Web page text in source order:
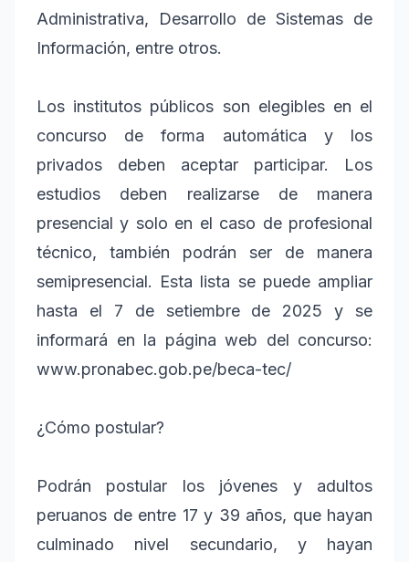
Administrativa, Desarrollo de Sistemas de
Información, entre otros.
Los institutos públicos son elegibles en el
concurso de forma automática y los
privados deben aceptar participar. Los
estudios deben realizarse de manera
presencial y solo en el caso de profesional
técnico, también podrán ser de manera
semipresencial. Esta lista se puede ampliar
hasta el 7 de setiembre de 2025 y se
informará en la página web del concurso:
www.pronabec.gob.pe/beca-tec/
¿Cómo postular?
Podrán postular los jóvenes y adultos
peruanos de entre 17 y 39 años, que hayan
culminado nivel secundario, y hayan